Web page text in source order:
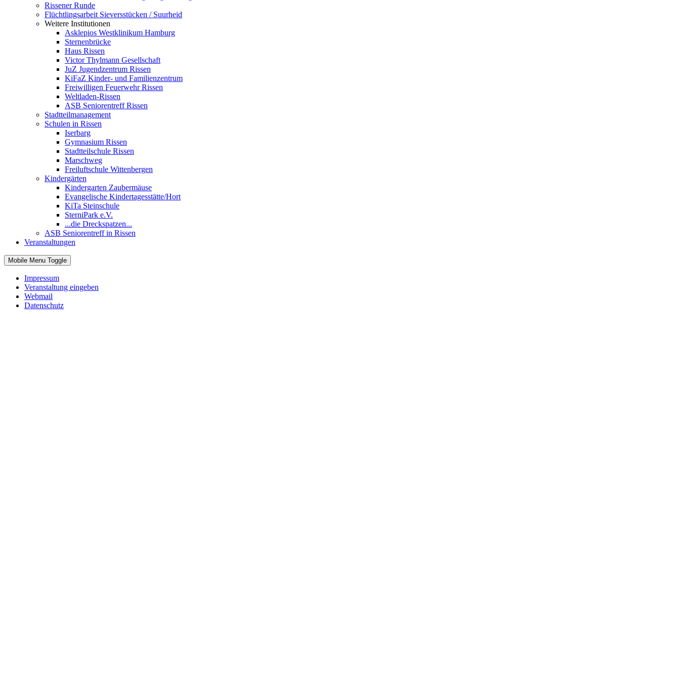
Rissener Runde
Flüchtlingsarbeit Sieversstücken / Suurheid
Weitere Institutionen
Asklepios Westklinikum Hamburg
Sternenbrücke
Haus Rissen
Victor Thylmann Gesellschaft
JuZ Jugendzentrum Rissen
KiFaZ Kinder- und Familienzentrum
Freiwilligen Feuerwehr Rissen
Weltladen-Rissen
ASB Seniorentreff Rissen
Stadtteilmanagement
Schulen in Rissen
Iserbarg
Gymnasium Rissen
Stadtteilschule Rissen
Marschweg
Freiluftschule Wittenbergen
Kindergärten
Kindergarten Zaubermäuse
Evangelische Kindertagesstätte/Hort
KiTa Steinschule
SterniPark e.V.
...die Dreckspatzen...
ASB Seniorentreff in Rissen
Veranstaltungen
Mobile Menu Toggle
Impressum
Veranstaltung eingeben
Webmail
Datenschutz